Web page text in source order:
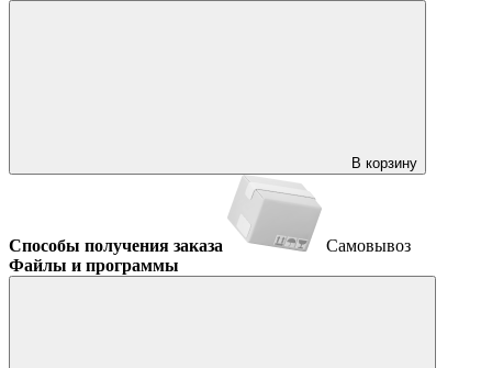
В корзину
Способы получения заказа
Самовывоз
Файлы и программы